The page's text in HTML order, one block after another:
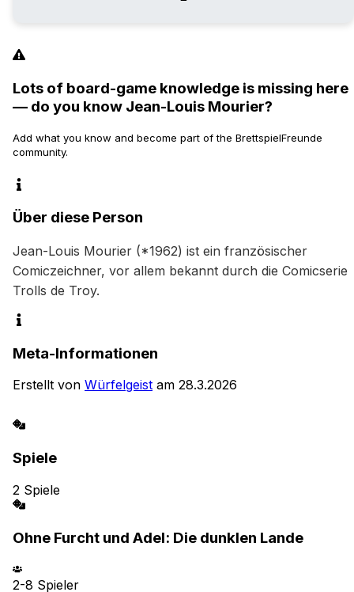
Lots of board-game knowledge is missing here
— do you know Jean-Louis Mourier?
Add what you know and become part of the BrettspielFreunde
community.
Über diese Person
Jean-Louis Mourier (*1962) ist ein französischer
Comiczeichner, vor allem bekannt durch die Comicserie
Trolls de Troy.
Meta-Informationen
Erstellt von Würfelgeist am 28.3.2026
Spiele
2 Spiele
Ohne Furcht und Adel: Die dunklen Lande
2-8 Spieler